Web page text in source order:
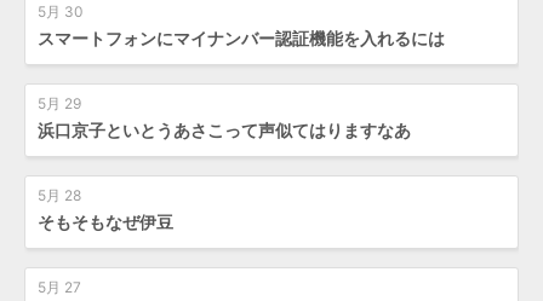
5月 30
スマートフォンにマイナンバー認証機能を入れるには
5月 29
浜口京子といとうあさこって声似てはりますなあ
5月 28
そもそもなぜ伊豆
5月 27